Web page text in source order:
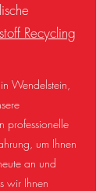
Recycling
Wendelstein,
professionelle
um Ihnen
an und
wir Ihnen